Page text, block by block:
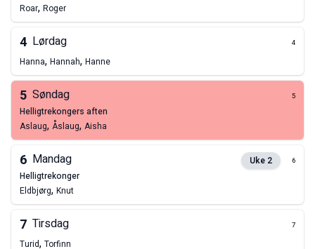
Roar, Roger
4 Lørdag 4
Hanna, Hannah, Hanne
5 Søndag 5
helligtrekongers aften
Aslaug, Åslaug, Aisha
6 Mandag Uke 2 6
helligtrekonger
Eldbjørg, Knut
7 Tirsdag 7
Turid, Torfinn